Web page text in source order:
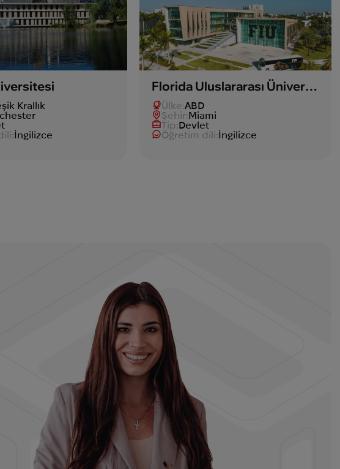
Krallık
İngilizce
Florida Uluslararası Üniversitesi
Ülke:ABD
Şehir:Miami
Tip:Devlet
Öğretim dili:İngilizce